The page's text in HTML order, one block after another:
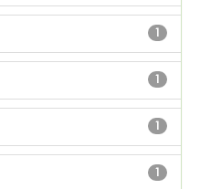
1
1
1
1